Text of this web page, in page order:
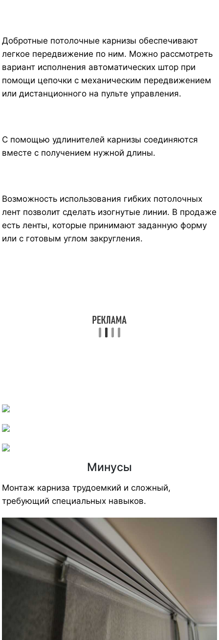
Добротные потолочные карнизы обеспечивают
легкое передвижение по ним. Можно рассмотреть
вариант исполнения автоматических штор при
помощи цепочки с механическим передвижением
или дистанционного на пульте управления.
С помощью удлинителей карнизы соединяются
вместе с получением нужной длины.
Возможность использования гибких потолочных
лент позволит сделать изогнутые линии. В продаже
есть ленты, которые принимают заданную форму
или с готовым углом закругления.
Минусы
Монтаж карниза трудоемкий и сложный,
требующий специальных навыков.